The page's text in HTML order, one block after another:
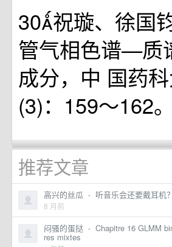
30祝璇、徐国
管气相色谱—质
成分，中 国药
(3)：159～162。
推荐文章
高兴的丝瓜 · 听音乐会还要戴耳机
8 月前
闷骚的蛋挞 · Chapitre 16 GLMM
res mixtes